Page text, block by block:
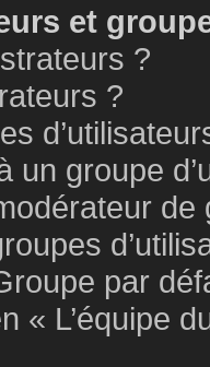
et
?
?
un groupe
de
par
« L’équipe